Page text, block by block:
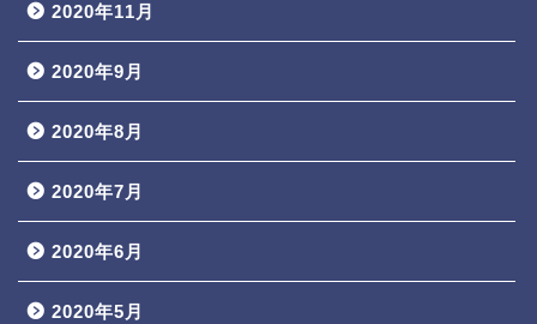
2020年11月
2020年9月
2020年8月
2020年7月
2020年6月
2020年5月